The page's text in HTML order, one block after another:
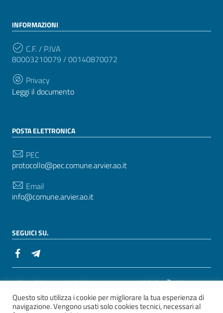
INFORMAZIONI
C.F. / P.IVA
80003210079 / 00140870072
Privacy
Leggi il documento
POSTA ELETTRONICA
PEC
protocollo@pec.comune.arvier.ao.it
Email
info@comune.arvier.ao.it
SEGUICI SU.
Sezione Link Utili
Whistelblowing | Dichiarazione accessibilità
| Tema
grafico ItaliaWP2 | Basato sul Prototipo per siti PA di
Questo sito utilizza i cookie per migliorare la tua esperienza di
navigazione. Vengono usati solo cookies tecnici, necessari al